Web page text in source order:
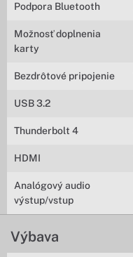
Podpora Bluetooth
Možnosť doplnenia
karty
Bezdrôtové pripojenie
USB 3.2
Thunderbolt 4
HDMI
Analógový audio
výstup/vstup
Výbava